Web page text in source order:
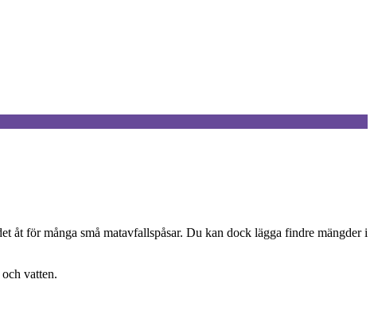
för många små matavfallspåsar. Du kan dock lägga findre mängder i
vatten.